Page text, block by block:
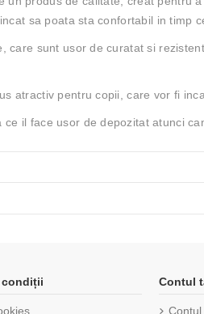
sa poata sta confortabil in timp
care sunt usor de curatat si
atractiv pentru copii, care vor fi
il face usor de depozitat atunci
condiții Contul
Contul